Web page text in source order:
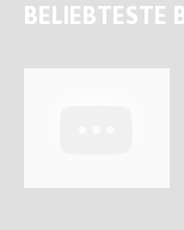
BELIEBTESTE